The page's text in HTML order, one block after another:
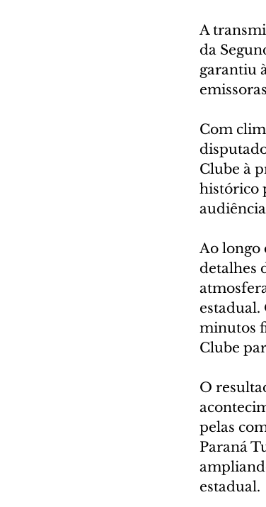
A
da
garantiu
Com
Clube à
histórico
Ao longo
detalhes
estadual.
minutos
Clube
O
pelas
Paraná
estadual.